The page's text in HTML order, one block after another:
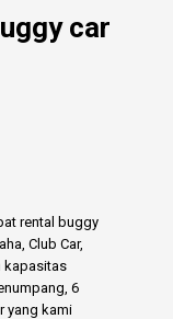
car
rental buggy
Club Car,
kapasitas
6
yang kami